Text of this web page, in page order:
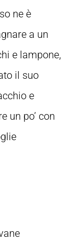
ne è
a un
e lampone,
il suo
e
un po’ con